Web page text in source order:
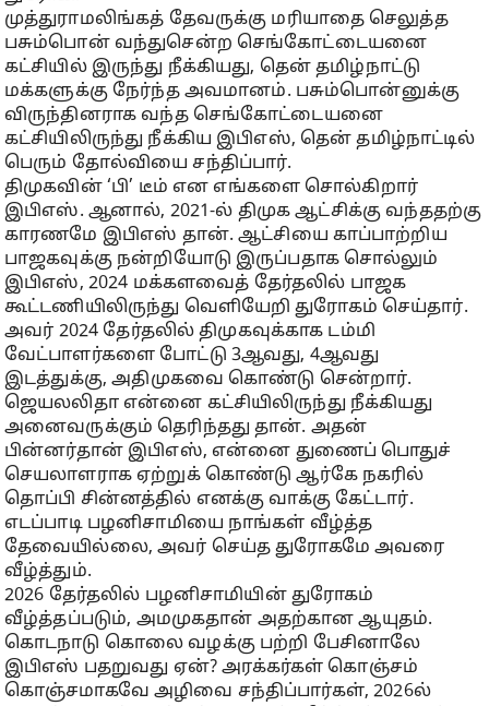
முத்துராமலிங்கத் தேவருக்கு மரியாதை செலுத்த
பசும்பொன் வந்துசென்ற செங்கோட்டையனை
கட்சியில் இருந்து நீக்கியது, தென் தமிழ்நாட்டு
மக்களுக்கு நேர்ந்த அவமானம். பசும்பொன்னுக்கு
விருந்தினராக வந்த செங்கோட்டையனை
கட்சியிலிருந்து நீக்கிய இபிஎஸ், தென் தமிழ்நாட்டில்
பெரும் தோல்வியை சந்திப்பார்.
திமுகவின் ‘பி’ டீம் என எங்களை சொல்கிறார்
இபிஎஸ். ஆனால், 2021-ல் திமுக ஆட்சிக்கு வந்ததற்கு
காரணமே இபிஎஸ் தான். ஆட்சியை காப்பாற்றிய
பாஜகவுக்கு நன்றியோடு இருப்பதாக சொல்லும்
இபிஎஸ், 2024 மக்களவைத் தேர்தலில் பாஜக
கூட்டணியிலிருந்து வெளியேறி துரோகம் செய்தார்.
அவர் 2024 தேர்தலில் திமுகவுக்காக டம்மி
வேட்பாளர்களை போட்டு 3ஆவது, 4ஆவது
இடத்துக்கு, அதிமுகவை கொண்டு சென்றார்.
ஜெயலலிதா என்னை கட்சியிலிருந்து நீக்கியது
அனைவருக்கும் தெரிந்தது தான். அதன்
பின்னர்தான் இபிஎஸ், என்னை துணைப் பொதுச்
செயலாளராக ஏற்றுக் கொண்டு ஆர்கே நகரில்
தொப்பி சின்னத்தில் எனக்கு வாக்கு கேட்டார்.
எடப்பாடி பழனிசாமியை நாங்கள் வீழ்த்த
தேவையில்லை, அவர் செய்த துரோகமே அவரை
வீழ்த்தும்.
2026 தேர்தலில் பழனிசாமியின் துரோகம்
வீழ்த்தப்படும், அமமுகதான் அதற்கான ஆயுதம்.
கொடநாடு கொலை வழக்கு பற்றி பேசினாலே
இபிஎஸ் பதறுவது ஏன்? அரக்கர்கள் கொஞ்சம்
கொஞ்சமாகவே அழிவை சந்திப்பார்கள், 2026ல்